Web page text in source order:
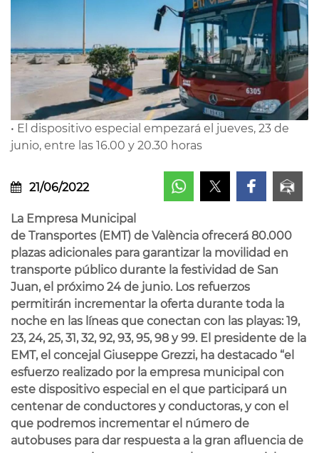
• El dispositivo especial empezará el jueves, 23 de
junio, entre las 16.00 y 20.30 horas
21/06/2022
La Empresa Municipal
de Transportes (EMT) de València ofrecerá 80.000
plazas adicionales para garantizar la movilidad en
transporte público durante la festividad de San
Juan, el próximo 24 de junio. Los refuerzos
permitirán incrementar la oferta durante toda la
noche en las líneas que conectan con las playas: 19,
23, 24, 25, 31, 32, 92, 93, 95, 98 y 99. El presidente de la
EMT, el concejal Giuseppe Grezzi, ha destacado “el
esfuerzo realizado por la empresa municipal con
este dispositivo especial en el que participará un
centenar de conductores y conductoras, y con el
que podremos incrementar el número de
autobuses para dar respuesta a la gran afluencia de